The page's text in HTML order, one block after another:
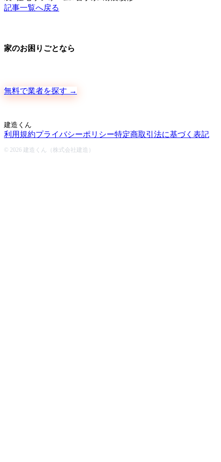
記事一覧へ戻る
家のお困りごとなら
無料で業者を探す →
建造くん
利用規約プライバシーポリシー特定商取引法に基づく表記
© 2026 建造くん（株式会社建造）